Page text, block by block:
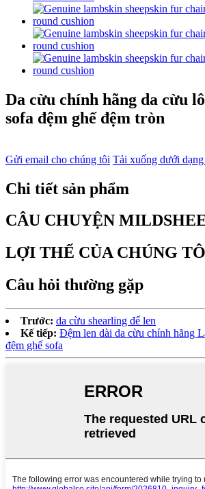
Da cừu chính hãng da cừu
sofa đệm ghế đệm tròn
Gửi email cho chúng tôi Tải xuống dưới
Chi tiết sản phẩm
CÂU CHUYỆN
LỢI THẾ CỦA CHÚNG
Câu hỏi thường gặp
Trước: da cừu shearling đế len
Kế tiếp: Đệm len dài da cừu chính hãng
đệm ghế sofa